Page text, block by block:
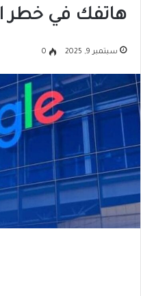
هاتفك في خطر
سبتمبر 9, 2025 0